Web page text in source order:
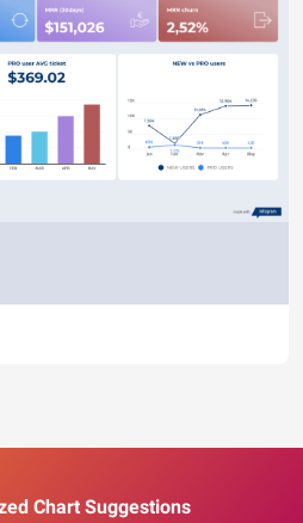
Chart Suggestions